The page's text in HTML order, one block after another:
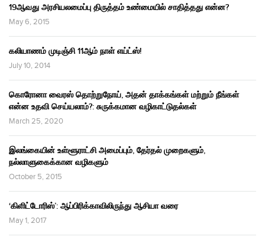
19ஆவது அரசியலமைப்பு திருத்தம் உண்மையில் சாதித்தது என்ன?
May 6, 2015
கலியாணம் முடிஞ்சி 11ஆம் நாள் எய்ட்ஸ்!
July 10, 2014
கொரோனா வைரஸ் தொற்றுநோய், அதன் தாக்கங்கள் மற்றும் நீங்கள்
என்ன உதவி செய்யலாம்?: சுருக்கமான வழிகாட்டுதல்கள்
March 25, 2020
இலங்கையின் உள்ளூராட்சி அமைப்பும், தேர்தல் முறைகளும்,
நல்லாளுகைக்கான வழிகளும்
October 5, 2015
‘கிளிட்டோரிஸ்’: ஆப்பிரிக்காவிலிருந்து ஆசியா வரை
May 1, 2017